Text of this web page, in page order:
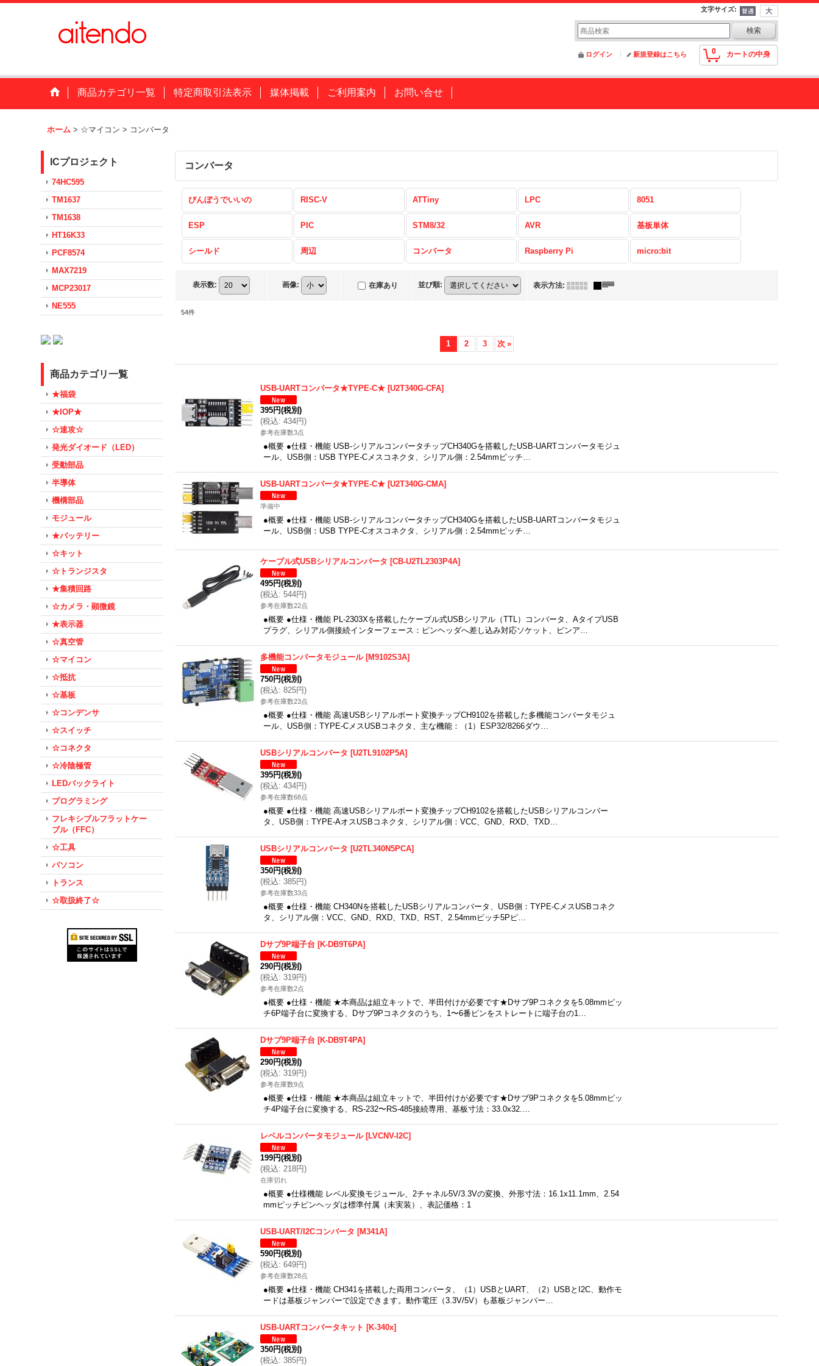
文字サイズ:
0 カートの中身
ログイン 新規登録はこちら
商品カテゴリ一覧 特定商取引法表示 媒体掲載 ご利用案内 お問い合せ
ホーム > ☆マイコン > コンバータ
ICプロジェクト
74HC595
TM1637
TM1638
HT16K33
PCF8574
MAX7219
MCP23017
NE555
商品カテゴリ一覧
★福袋
★IOP★
☆速攻☆
発光ダイオード（LED）
受動部品
半導体
機構部品
モジュール
★バッテリー
☆キット
☆トランジスタ
★集積回路
☆カメラ・顕微鏡
★表示器
☆真空管
☆マイコン
☆抵抗
☆基板
☆コンデンサ
☆スイッチ
☆コネクタ
☆冷陰極管
LEDバックライト
プログラミング
フレキシブルフラットケー
ブル（FFC）
☆工具
パソコン
トランス
☆取扱終了☆
コンバータ
びんぼうでいいの RISC-V ATTiny LPC 8051
ESP PIC STM8/32 AVR 基板単体
シールド 周辺 コンバータ Raspberry Pi micro:bit
表示数: 画像: 在庫あり 並び順: 表示方法:
54件
1 2 3 次 »
USB-UARTコンバータ★TYPE-C★ [U2T340G-CFA]
395円(税別)
(税込: 434円)
参考在庫数3点
●概要 ●仕様・機能 USB-シリアルコンバータチップCH340Gを搭載したUSB-UARTコンバータモジュ
ール、USB側：USB TYPE-Cメスコネクタ、シリアル側：2.54mmピッチ…
USB-UARTコンバータ★TYPE-C★ [U2T340G-CMA]
準備中
●概要 ●仕様・機能 USB-シリアルコンバータチップCH340Gを搭載したUSB-UARTコンバータモジュ
ール、USB側：USB TYPE-Cオスコネクタ、シリアル側：2.54mmピッチ…
ケーブル式USBシリアルコンバータ [CB-U2TL2303P4A]
495円(税別)
(税込: 544円)
参考在庫数22点
●概要 ●仕様・機能 PL-2303Xを搭載したケーブル式USBシリアル（TTL）コンバータ、AタイプUSB
プラグ、シリアル側接続インターフェース：ピンヘッダへ差し込み対応ソケット、ピンア…
多機能コンバータモジュール [M9102S3A]
750円(税別)
(税込: 825円)
参考在庫数23点
●概要 ●仕様・機能 高速USBシリアルポート変換チップCH9102を搭載した多機能コンバータモジュ
ール、USB側：TYPE-CメスUSBコネクタ、主な機能：（1）ESP32/8266ダウ…
USBシリアルコンバータ [U2TL9102P5A]
395円(税別)
(税込: 434円)
参考在庫数68点
●概要 ●仕様・機能 高速USBシリアルポート変換チップCH9102を搭載したUSBシリアルコンバー
タ、USB側：TYPE-AオスUSBコネクタ、シリアル側：VCC、GND、RXD、TXD…
USBシリアルコンバータ [U2TL340N5PCA]
350円(税別)
(税込: 385円)
参考在庫数33点
●概要 ●仕様・機能 CH340Nを搭載したUSBシリアルコンバータ、USB側：TYPE-CメスUSBコネク
タ、シリアル側：VCC、GND、RXD、TXD、RST、2.54mmピッチ5Pピ…
Dサブ9P端子台 [K-DB9T6PA]
290円(税別)
(税込: 319円)
参考在庫数2点
●概要 ●仕様・機能 ★本商品は組立キットで、半田付けが必要です★Dサブ9Pコネクタを5.08mmピッ
チ6P端子台に変換する、Dサブ9Pコネクタのうち、1〜6番ピンをストレートに端子台の1…
Dサブ9P端子台 [K-DB9T4PA]
290円(税別)
(税込: 319円)
参考在庫数9点
●概要 ●仕様・機能 ★本商品は組立キットで、半田付けが必要です★Dサブ9Pコネクタを5.08mmピッ
チ4P端子台に変換する、RS-232〜RS-485接続専用、基板寸法：33.0x32.…
レベルコンバータモジュール [LVCNV-I2C]
199円(税別)
(税込: 218円)
在庫切れ
●概要 ●仕様機能 レベル変換モジュール、2チャネル5V/3.3Vの変換、外形寸法：16.1x11.1mm、2.54
mmピッチピンヘッダは標準付属（未実装）、表記価格：1
USB-UART/I2Cコンバータ [M341A]
590円(税別)
(税込: 649円)
参考在庫数28点
●概要 ●仕様・機能 CH341を搭載した両用コンバータ、（1）USBとUART、（2）USBとI2C、動作モ
ードは基板ジャンパーで設定できます。動作電圧（3.3V/5V）も基板ジャンパー…
USB-UARTコンバータキット [K-340x]
350円(税別)
(税込: 385円)